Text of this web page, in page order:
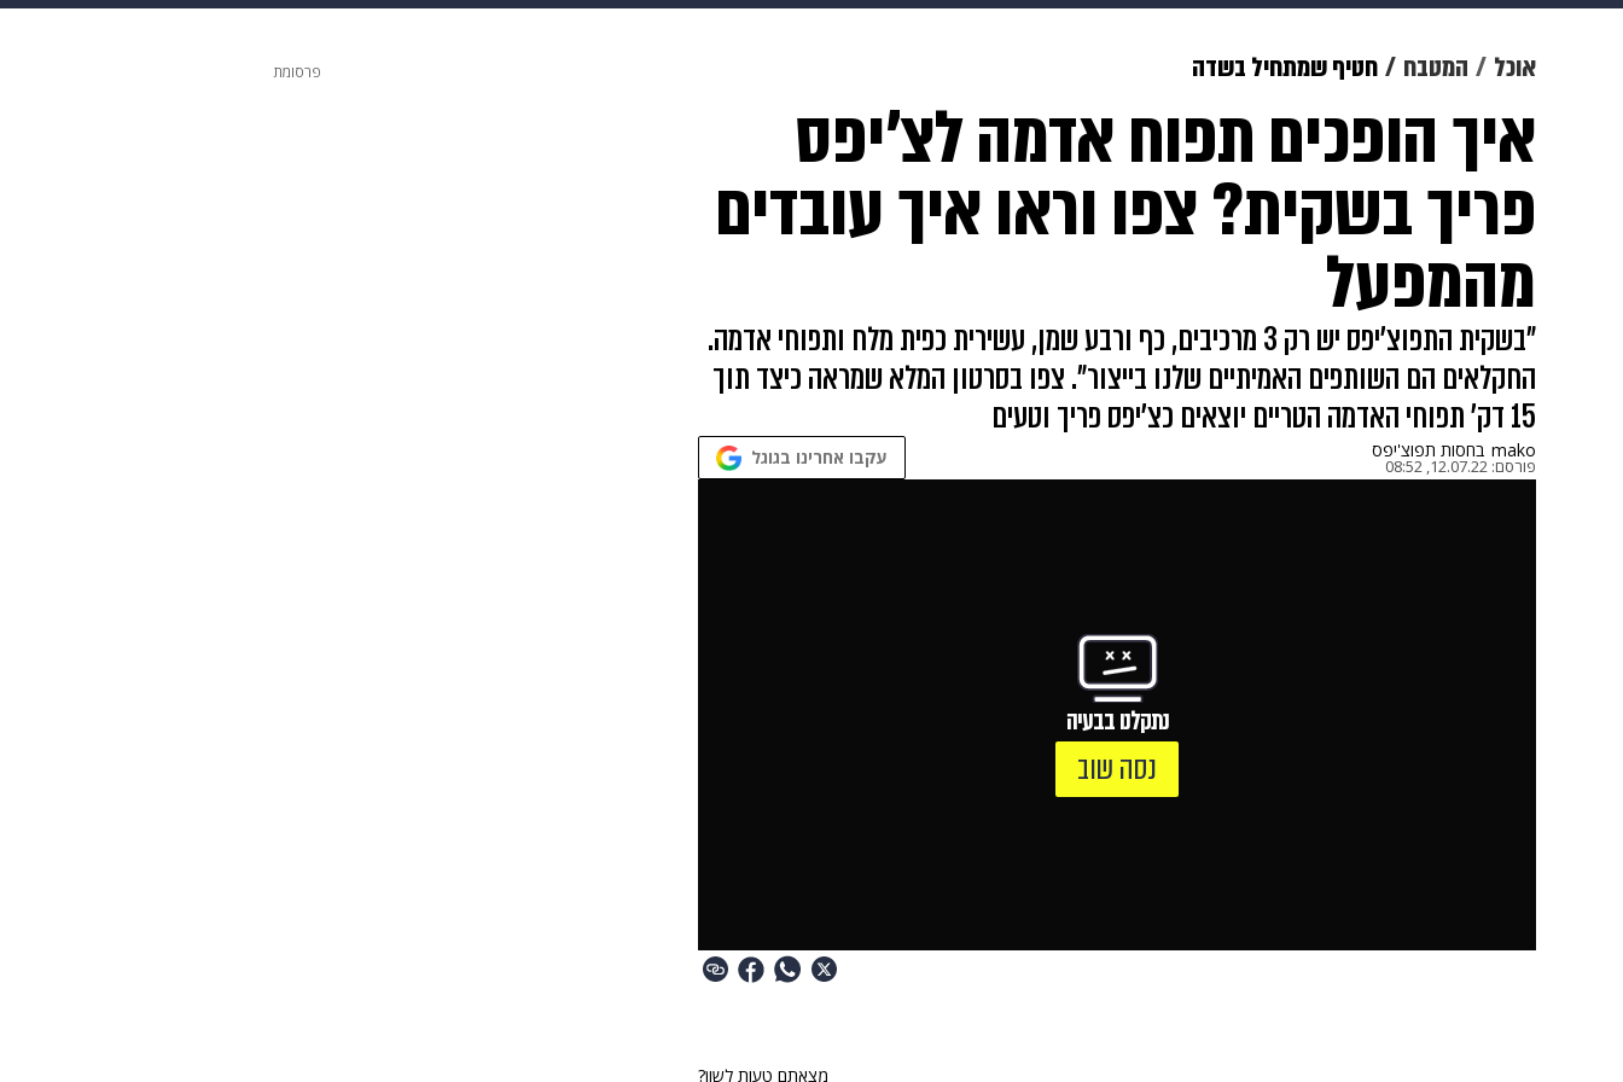
מוזיקה תרבות צבא וביטחון
דיגיטל גאווה ויוה תשעה חודשים מתכונים פרויקטים מיוחדים
אוכל המטבח חטיף שמתחיל בשדה
איך הופכים תפוח אדמה לצ'יפס
פריך בשקית? צפו וראו איך עובדים
מהמפעל
"בשקית התפוצ'יפס יש רק 3 מרכיבים, כף ורבע שמן, עשירית כפית מלח ותפוחי אדמה.
החקלאים הם השותפים האמיתיים שלנו בייצור". צפו בסרטון המלא שמראה כיצד תוך
15 דק' תפוחי האדמה הטריים יוצאים כצ'יפס פריך וטעים
mako בחסות תפוצ'יפס
פורסם: 12.07.22, 08:52 עקבו אחרינו בגוגל
נתקלנו בבעיה
נסה שוב
מצאתם טעות לשון?
פרסומת